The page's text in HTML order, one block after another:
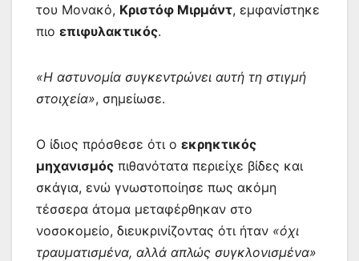
του Μονακό, Κριστόφ Μιρμάντ, εμφανίστηκε
πιο επιφυλακτικός.
«Η αστυνομία συγκεντρώνει αυτή τη στιγμή
στοιχεία», σημείωσε.
Ο ίδιος πρόσθεσε ότι ο εκρηκτικός
μηχανισμός πιθανότατα περιείχε βίδες και
σκάγια, ενώ γνωστοποίησε πως ακόμη
τέσσερα άτομα μεταφέρθηκαν στο
νοσοκομείο, διευκρινίζοντας ότι ήταν «όχι
τραυματισμένα, αλλά απλώς συγκλονισμένα»